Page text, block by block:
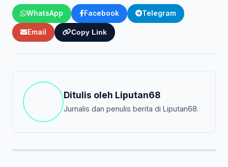
WhatsApp Facebook Telegram
Email Copy Link
Ditulis oleh Liputan68
Jurnalis dan penulis berita di Liputan68.